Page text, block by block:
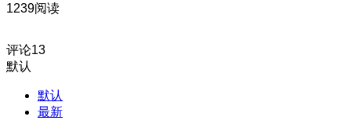
1239阅读
评论13
默认
默认
最新